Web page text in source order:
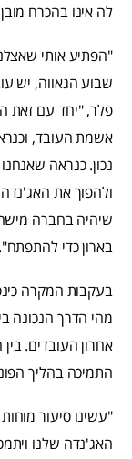
לה אינו בהכרח
"הפתיע אותי
שבוע הגאווה, יש
פלר, "יחד עם זאת
אשמת העובד,
נכון. כנראה
ולהפוך את האג'נדה
שיהיה בחברה
בארון כדי להתפתח".
בעקבות המקרה
מהי הדרך הנכונה
אחרון העובדים.
התמיכה בהליך
"עשינו סיעור
האג'נדה שלנו